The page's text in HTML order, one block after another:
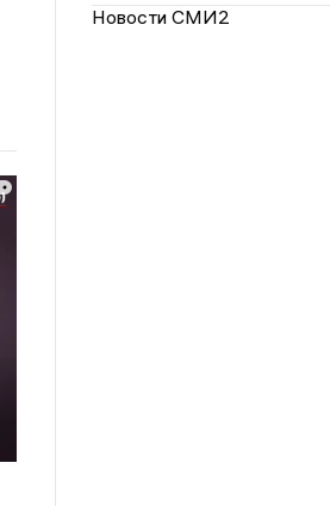
Новости СМИ2